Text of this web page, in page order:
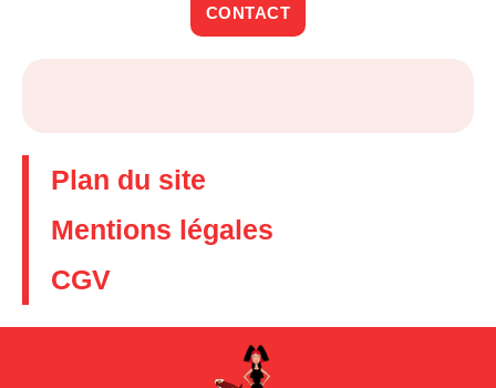
CONTACT
Plan du site
Mentions légales
CGV